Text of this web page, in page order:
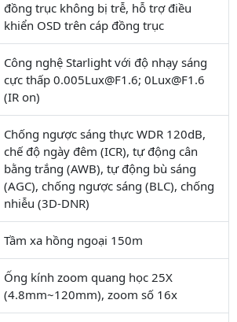
đồng trục không bị trễ, hỗ trợ điều
khiển OSD trên cáp đồng trục
Công nghệ Starlight với độ nhạy sáng
cực thấp 0.005Lux@F1.6; 0Lux@F1.6
(IR on)
Chống ngược sáng thực WDR 120dB,
chế độ ngày đêm (ICR), tự động cân
bằng trắng (AWB), tự động bù sáng
(AGC), chống ngược sáng (BLC), chống
nhiễu (3D-DNR)
Tầm xa hồng ngoại 150m
Ống kính zoom quang học 25X
(4.8mm~120mm), zoom số 16x